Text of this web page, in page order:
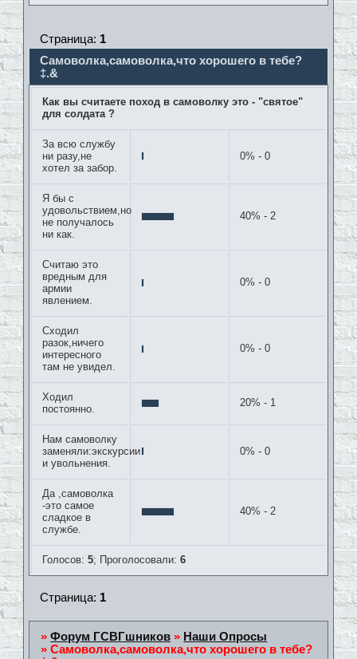
Самоволка,самоволка,что хорошего в тебе?
‡.&
Страница: 1
Как вы считаете поход в самоволку это - "святое"
для солдата ?
За всю службу
ни разу,не
хотел за забор.
0% - 0
Я бы с
удовольствием,но
не получалось
ни как.
40% - 2
Считаю это
вредным для
армии
явлением.
0% - 0
Сходил
разок,ничего
интересного
там не увидел.
0% - 0
Ходил
постоянно.
20% - 1
Нам самоволку
заменяли:экскурсии
и увольнения.
0% - 0
Да ,самоволка
-это самое
сладкое в
службе.
40% - 2
Голосов:5; Проголосовали:6
Страница: 1
»Форум ГСВГшников » Наши Опросы
»Самоволка,самоволка,что хорошего в тебе?